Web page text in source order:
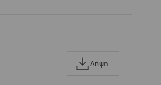
Λήψη